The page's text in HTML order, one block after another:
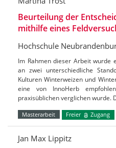
Beurteilung der
mithilfe eines
Hochschule
Im Rahmen dieser Arbeit wurde
an zwei unterschiedliche
Kulturen Winterweizen und
eine von InnoHerb
praxisüblichen verglichen wurde.
Masterarbeit Freier Zugang
Jan Max Lippitz